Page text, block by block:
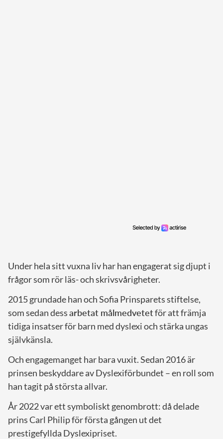
Under hela sitt vuxna liv har han engagerat sig djupt i
frågor som rör läs- och skrivsvårigheter.
2015 grundade han och Sofia Prinsparets stiftelse,
som sedan dessarbetat målmedvetetför att främja
tidiga insatser för barn med dyslexi och stärka ungas
självkänsla.
Och engagemanget har bara vuxit. Sedan 2016 är
prinsen beskyddare av Dyslexiförbundet – en roll som
han tagit på största allvar.
År 2022 var ett symboliskt genombrott: då delade
prins Carl Philip för första gången ut det
prestigefyllda Dyslexipriset.